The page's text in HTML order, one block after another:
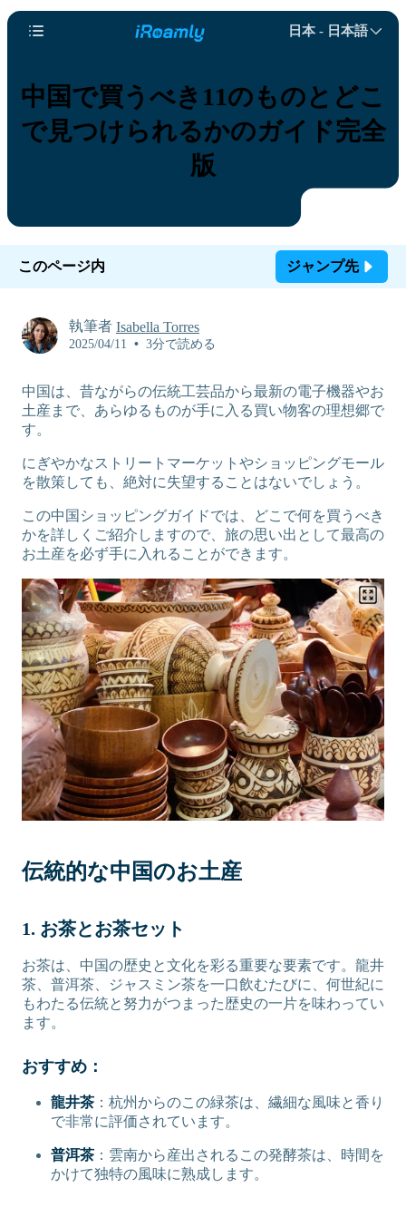
日本 - 日本語
中国で買うべき11のものとどこ
で見つけられるかのガイド完全
版
このページ内 ジャンプ先
執筆者 Isabella Torres
2025/04/11 • 3分で読める
中国は、昔ながらの伝統工芸品から最新の電子機器やお
土産まで、あらゆるものが手に入る買い物客の理想郷で
す。
にぎやかなストリートマーケットやショッピングモール
を散策しても、絶対に失望することはないでしょう。
この中国ショッピングガイドでは、どこで何を買うべき
かを詳しくご紹介しますので、旅の思い出として最高の
お土産を必ず手に入れることができます。
伝統的な中国のお土産
1. お茶とお茶セット
お茶は、中国の歴史と文化を彩る重要な要素です。龍井
茶、普洱茶、ジャスミン茶を一口飲むたびに、何世紀に
もわたる伝統と努力がつまった歴史の一片を味わってい
ます。
おすすめ：
龍井茶 ：杭州からのこの緑茶は、繊細な風味と香り
で非常に評価されています。
普洱茶 ：雲南から産出されるこの発酵茶は、時間を
かけて独特の風味に熟成します。